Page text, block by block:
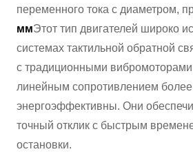
переменного тока с диаметром,
ммЭтот тип двигателей широко
системах тактильной обратной
с традиционными
линейным сопротивлением более
энергоэффективны. Они
точный отклик с быстрым
остановки.